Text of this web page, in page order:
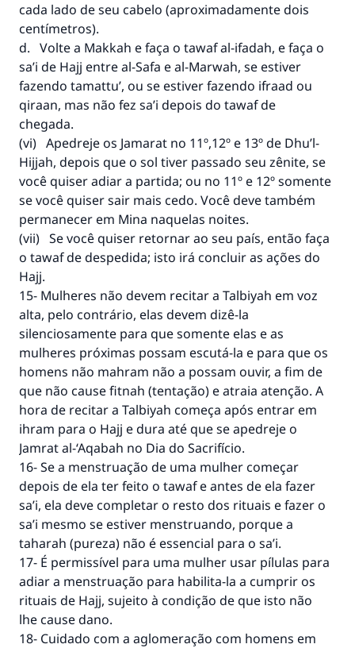
cada lado de seu cabelo (aproximadamente dois
centímetros).
d. Volte a Makkah e faça o tawaf al-ifadah, e faça o
sa’i de Hajj entre al-Safa e al-Marwah, se estiver
fazendo tamattu’, ou se estiver fazendo ifraad ou
qiraan, mas não fez sa’i depois do tawaf de
chegada.
(vi) Apedreje os Jamarat no 11º,12º e 13º de Dhu’l-
Hijjah, depois que o sol tiver passado seu zênite, se
você quiser adiar a partida; ou no 11º e 12º somente
se você quiser sair mais cedo. Você deve também
permanecer em Mina naquelas noites.
(vii) Se você quiser retornar ao seu país, então faça
o tawaf de despedida; isto irá concluir as ações do
Hajj.
15- Mulheres não devem recitar a Talbiyah em voz
alta, pelo contrário, elas devem dizê-la
silenciosamente para que somente elas e as
mulheres próximas possam escutá-la e para que os
homens não mahram não a possam ouvir, a fim de
que não cause fitnah (tentação) e atraia atenção. A
hora de recitar a Talbiyah começa após entrar em
ihram para o Hajj e dura até que se apedreje o
Jamrat al-‘Aqabah no Dia do Sacrifício.
16- Se a menstruação de uma mulher começar
depois de ela ter feito o tawaf e antes de ela fazer
sa’i, ela deve completar o resto dos rituais e fazer o
sa’i mesmo se estiver menstruando, porque a
taharah (pureza) não é essencial para o sa’i.
17- É permissível para uma mulher usar pílulas para
adiar a menstruação para habilita-la a cumprir os
rituais de Hajj, sujeito à condição de que isto não
lhe cause dano.
18- Cuidado com a aglomeração com homens em